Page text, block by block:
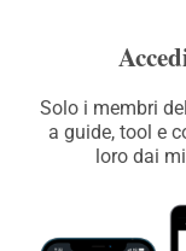
Solo i membri
a guide, tool e
loro dai